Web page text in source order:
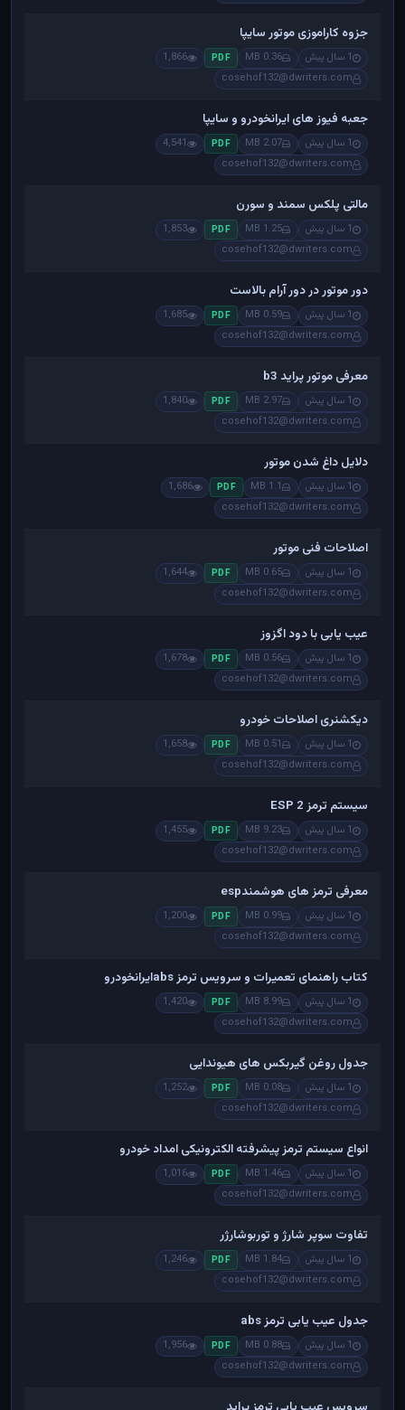
جزوه کاراموزی موتور سایپا
1 سال پیش 0.36 MB
PDF
1,866
cosehof132@dwriters.com
جعبه فیوز های ایرانخودرو و سایپا
1 سال پیش 2.07 MB
PDF
4,541
cosehof132@dwriters.com
مالتی پلکس سمند و سورن
1 سال پیش 1.25 MB
PDF
1,853
cosehof132@dwriters.com
دور موتور در دور آرام بالاست
1 سال پیش 0.59 MB
PDF
1,685
cosehof132@dwriters.com
معرفی موتور پراید b3
1 سال پیش 2.97 MB
PDF
1,840
cosehof132@dwriters.com
دلایل داغ شدن موتور
1 سال پیش 1.1 MB
PDF
1,686
cosehof132@dwriters.com
اصلاحات فنی موتور
1 سال پیش 0.65 MB
PDF
1,644
cosehof132@dwriters.com
عیب یابی با دود اگزوز
1 سال پیش 0.56 MB
PDF
1,678
cosehof132@dwriters.com
دیکشنری اصلاحات خودرو
1 سال پیش 0.51 MB
PDF
1,658
cosehof132@dwriters.com
سیستم ترمز ESP 2
1 سال پیش 9.23 MB
PDF
1,455
cosehof132@dwriters.com
معرفی ترمز های هوشمندesp
1 سال پیش 0.99 MB
PDF
1,200
cosehof132@dwriters.com
کتاب راهنمای تعمیرات و سرویس ترمز absایرانخودرو
1 سال پیش 8.99 MB
PDF
1,420
cosehof132@dwriters.com
جدول روغن گیربکس های هیوندایی
1 سال پیش 0.08 MB
PDF
1,252
cosehof132@dwriters.com
انواع سیستم ترمز پیشرفته الکترونیکی امداد خودرو
1 سال پیش 1.46 MB
PDF
1,016
cosehof132@dwriters.com
تفاوت سوپر شارژ و توربوشارژر
1 سال پیش 1.84 MB
PDF
1,246
cosehof132@dwriters.com
جدول عیب یابی ترمز abs
1 سال پیش 0.88 MB
PDF
1,956
cosehof132@dwriters.com